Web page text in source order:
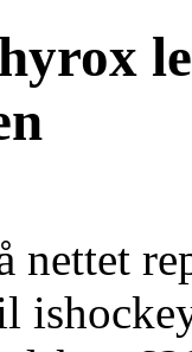
nettet